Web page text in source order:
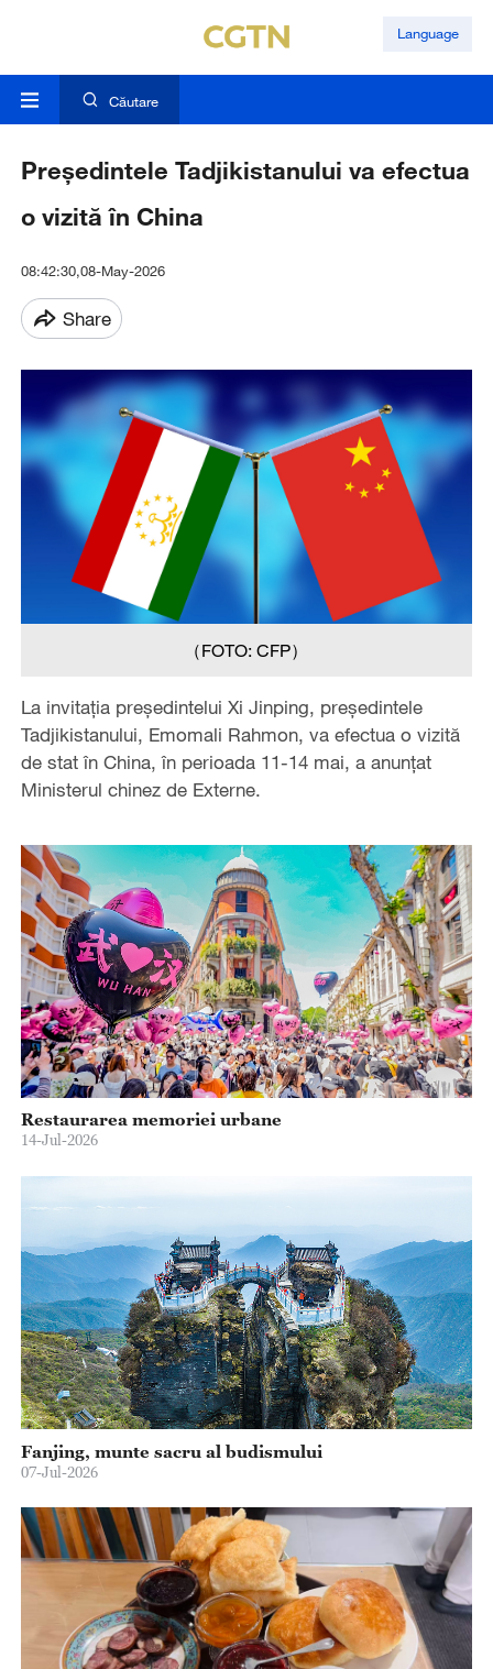
Language
Căutare
Președintele Tadjikistanului va efectua
o vizită în China
08:42:30,08-May-2026
Share
（FOTO: CFP）
La invitația președintelui Xi Jinping, președintele
Tadjikistanului, Emomali Rahmon‌, va efectua o vizită
de stat în China, în perioada 11-14 mai, a anunțat
Ministerul chinez de Externe.
Restaurarea memoriei urbane
14-Jul-2026
Fanjing, munte sacru al budismului
07-Jul-2026